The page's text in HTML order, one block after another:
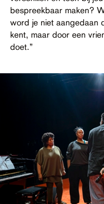
bespreekbaar maken?
word je niet aangedaan
kent, maar door een
doet.”